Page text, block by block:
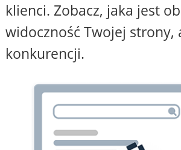
klienci. Zobacz, jaka jest
widoczność Twojej strony,
konkurencji.